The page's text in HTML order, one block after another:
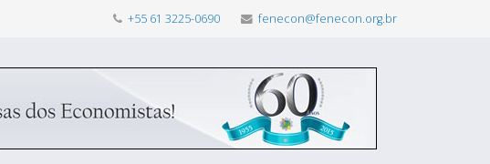
+55 61 3225-0690 fenecon@fenecon.org.br